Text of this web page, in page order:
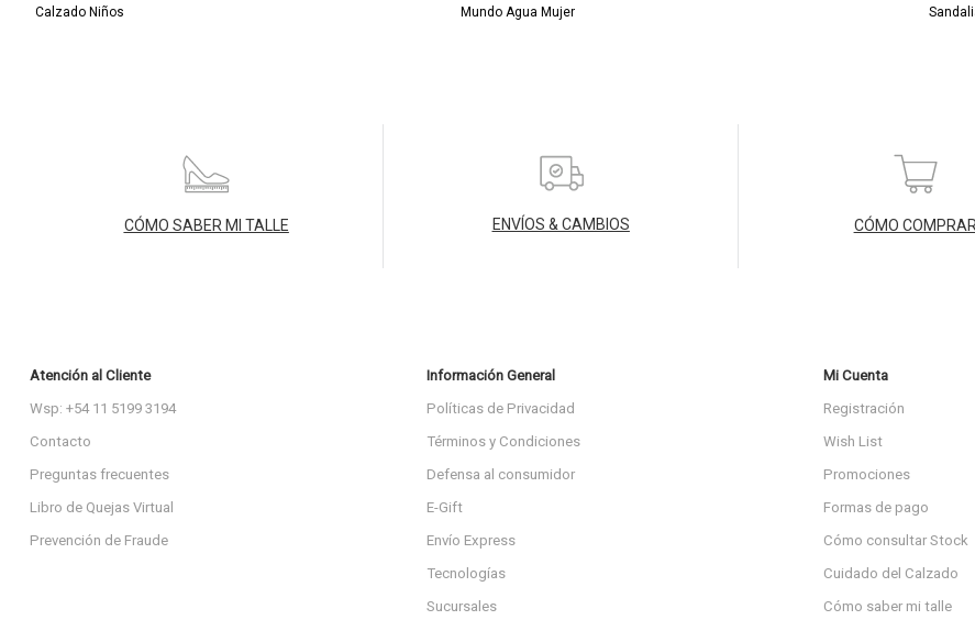
Calzado Niños Mundo Agua Mujer
CÓMO SABER MI TALLE ENVÍOS & CAMBIOS CÓMO COMPRAR
Atención al Cliente
Wsp: +54 11 5199 3194
Contacto
Preguntas frecuentes
Libro de Quejas Virtual
Prevención de Fraude
Información General
Políticas de Privacidad
Términos y Condiciones
Defensa al consumidor
E-Gift
Envío Express
Tecnologías
Sucursales
Mi Cuenta
Registración
Wish List
Promociones
Formas de pago
Cómo consultar Stock
Cuidado del Calzado
Cómo saber mi talle